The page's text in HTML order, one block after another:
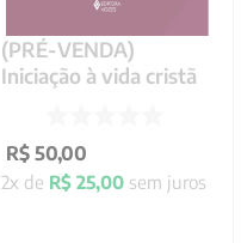
(PRÉ-VENDA)
Iniciação à vida cristã
R$ 50,00
2x de R$ 25,00 sem juros